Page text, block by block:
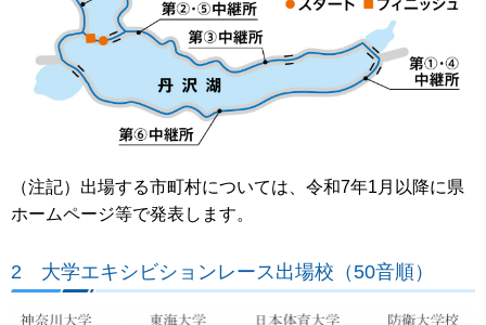
（注記）出場する市町村については、令和7年1月以降に県
ホームページ等で発表します。
2 大学エキシビションレース出場校（50音順）